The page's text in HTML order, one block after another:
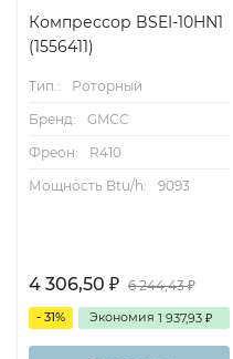
Компрессор BSEI-10HN1
(1556411)
Тип.:
Роторный
Бренд:
GMCC
Фреон:
R410
Мощность Btu/h:
9093
4 306,50 ₽ 6 244,43₽
- 31% Экономия 1 937,93 ₽